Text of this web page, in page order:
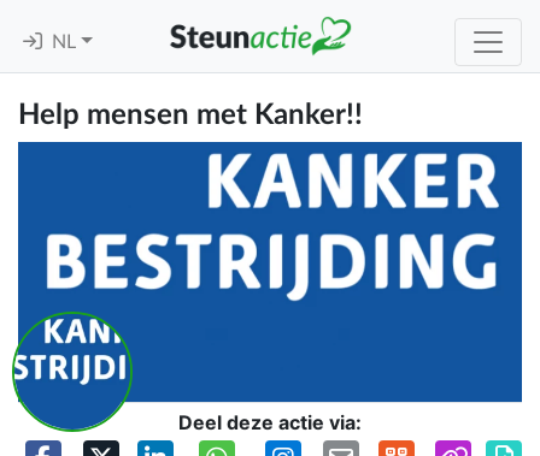
NL
Help mensen met Kanker!!
Deel deze actie via: